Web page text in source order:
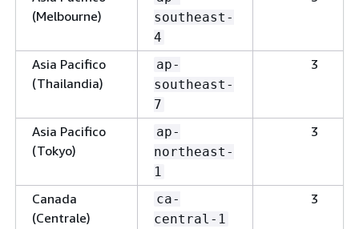
(Melbourne)
southeast-
4
Asia Pacifico
(Thailandia)
ap-
southeast-
7
3
Asia Pacifico
(Tokyo)
ap-
northeast-
1
3
Canada
(Centrale)
ca-
central-1
3